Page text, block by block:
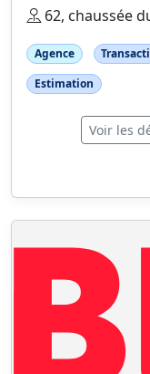
62, chaussée
Agence
Estimation
Voir les